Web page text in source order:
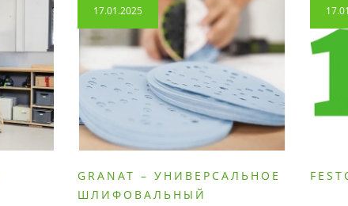
17.01.2025
GRANAT – УНИВЕРСАЛЬНОЕ
ШЛИФОВАЛЬНЫЙ